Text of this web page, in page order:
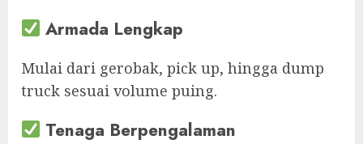
Armada Lengkap
Mulai dari gerobak, pick up, hingga dump
truck sesuai volume puing.
Tenaga Berpengalaman